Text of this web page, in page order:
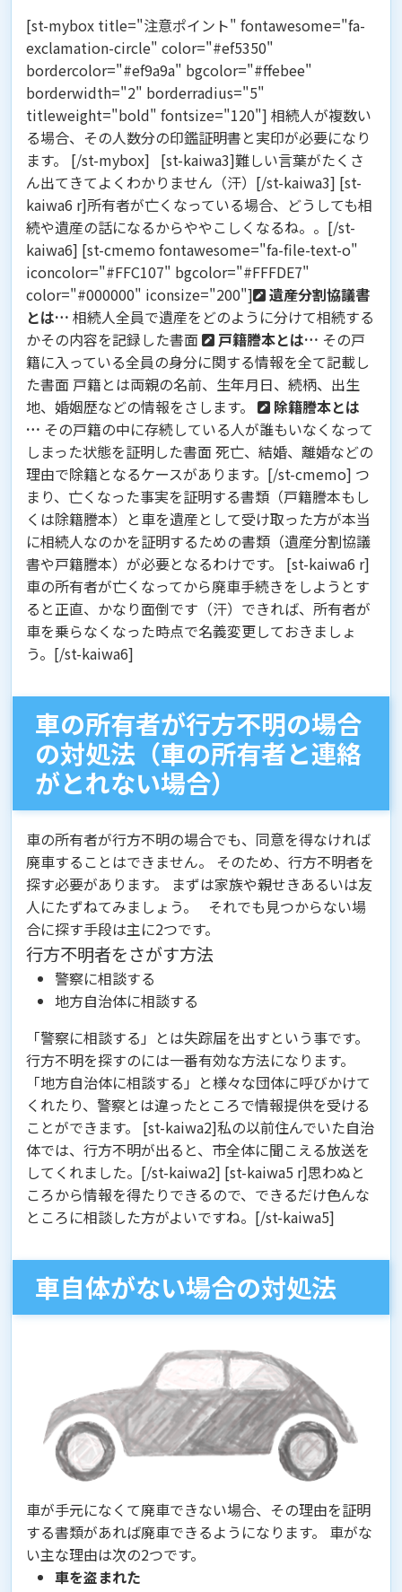
[st-mybox title="注意ポイント" fontawesome="fa-
exclamation-circle" color="#ef5350"
bordercolor="#ef9a9a" bgcolor="#ffebee"
borderwidth="2" borderradius="5"
titleweight="bold" fontsize="120"] 相続人が複数い
る場合、その人数分の印鑑証明書と実印が必要になり
ます。 [/st-mybox] [st-kaiwa3]難しい言葉がたくさ
ん出てきてよくわかりません（汗）[/st-kaiwa3] [st-
kaiwa6 r]所有者が亡くなっている場合、どうしても相
続や遺産の話になるからややこしくなるね。。[/st-
kaiwa6] [st-cmemo fontawesome="fa-file-text-o"
iconcolor="#FFC107" bgcolor="#FFFDE7"
color="#000000" iconsize="200"]
遺産分割協議書
とは… 相続人全員で遺産をどのように分けて相続する
かその内容を記録した書面
戸籍謄本とは… その戸
籍に入っている全員の身分に関する情報を全て記載し
た書面 戸籍とは両親の名前、生年月日、続柄、出生
地、婚姻歴などの情報をさします。
除籍謄本とは
… その戸籍の中に存続している人が誰もいなくなって
しまった状態を証明した書面 死亡、結婚、離婚などの
理由で除籍となるケースがあります。[/st-cmemo] つ
まり、 亡くなった事実を証明する書類 （戸籍謄本もし
くは除籍謄本）と車を遺産として受け取った方が本当
に相続人なのかを証明するための書類 （遺産分割協議
書や戸籍謄本）が必要となるわけです。 [st-kaiwa6 r]
車の所有者が亡くなってから廃車手続きをしようとす
ると正直、かなり面倒です（汗）できれば、所有者が
車を乗らなくなった時点で名義変更しておきましょ
う。[/st-kaiwa6]
車の所有者が行方不明の場合
の対処法（車の所有者と連絡
がとれない場合）
車の所有者が行方不明の場合でも、同意を得なければ
廃車することはできません。 そのため、 行方不明者を
探す必要があります。 まずは家族や親せきあるいは友
人にたずねてみましょう。 それでも見つからない場
合に探す手段は主に2つです。
行方不明者をさがす方法
警察に相談する
地方自治体に相談する
「警察に相談する」とは失踪届を出すという事です。
行方不明を探すのには一番有効な方法になります。
「地方自治体に相談する」と様々な団体に呼びかけて
くれたり、警察とは違ったところで情報提供を受ける
ことができます。 [st-kaiwa2]私の以前住んでいた自治
体では、行方不明が出ると、市全体に聞こえる放送を
してくれました。[/st-kaiwa2] [st-kaiwa5 r]思わぬと
ころから情報を得たりできるので、できるだけ色んな
ところに相談した方がよいですね。[/st-kaiwa5]
車自体がない場合の対処法
車が手元になくて廃車できない場合、 その理由を証明
する書類があれば廃車できるようになります。 車がな
い主な理由は次の2つです。
車を盗まれた